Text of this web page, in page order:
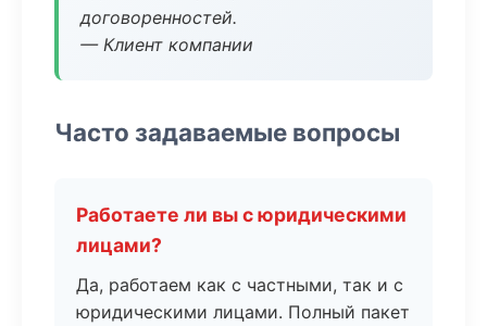
договоренностей.
— Клиент компании
Часто задаваемые вопросы
Работаете ли вы с юридическими
лицами?
Да, работаем как с частными, так и с
юридическими лицами. Полный пакет